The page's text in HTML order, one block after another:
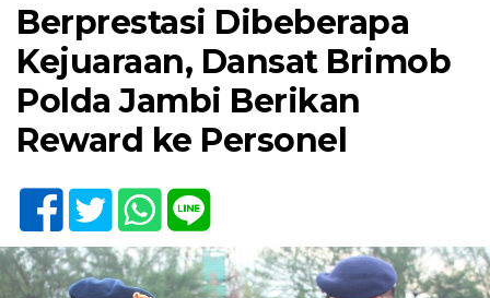
Berprestasi Dibeberapa
Kejuaraan, Dansat Brimob
Polda Jambi Berikan
Reward ke Personel